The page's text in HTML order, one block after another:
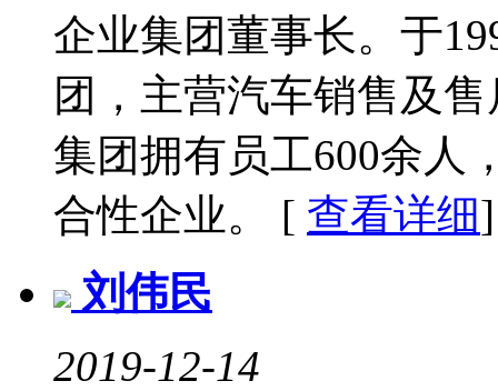
企业集团董事长。于
团，主营汽车销售及
集团拥有员工600余人
合性企业。 [ 查看详细]
刘伟民
2019-12-14